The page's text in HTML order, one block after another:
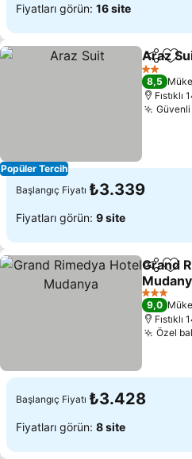
Fiyatları görün: 16 site
Popüler Tercih
Paylaş
Araz
2 Yıldız
8,5
Fıstıklı
Başlangıç Fiyatı ₺3.339
Fiyatları görün: 9 site
Paylaş
Grand
3 Yıldız
9,0
Fıstıklı
Özel
Başlangıç Fiyatı ₺3.428
Fiyatları görün: 8 site